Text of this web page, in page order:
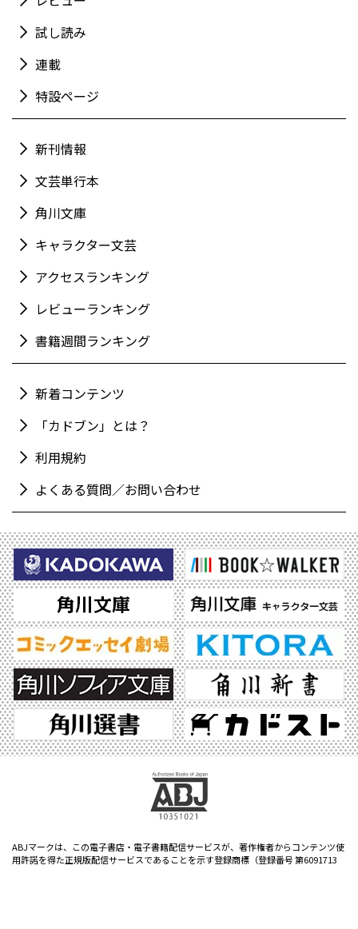
試し読み
連載
特設ページ
新刊情報
文芸単行本
角川文庫
キャラクター文芸
アクセスランキング
レビューランキング
書籍週間ランキング
新着コンテンツ
「カドブン」とは？
利用規約
よくある質問／お問い合わせ
ABJマークは、この電子書店・電子書籍配信サービスが、著作権者からコンテンツ使
用許諾を得た正規版配信サービスであることを示す登録商標（登録番号 第6091713